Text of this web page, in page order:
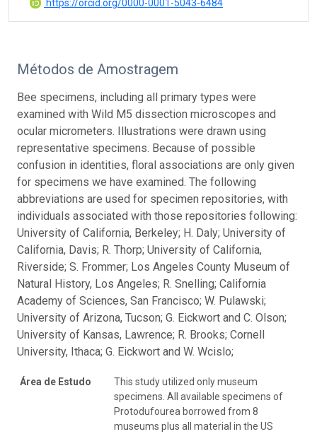
https://orcid.org/0000-0001-5043-6484
Métodos de Amostragem
Bee specimens, including all primary types were
examined with Wild M5 dissection microscopes and
ocular micrometers. Illustrations were drawn using
representative specimens. Because of possible
confusion in identities, floral associations are only given
for specimens we have examined. The following
abbreviations are used for specimen repositories, with
individuals associated with those repositories following:
University of California, Berkeley; H. Daly; University of
California, Davis; R. Thorp; University of California,
Riverside; S. Frommer; Los Angeles County Museum of
Natural History, Los Angeles; R. Snelling; California
Academy of Sciences, San Francisco; W. Pulawski;
University of Arizona, Tucson; G. Eickwort and C. Olson;
University of Kansas, Lawrence; R. Brooks; Cornell
University, Ithaca; G. Eickwort and W. Wcislo;
Área de Estudo
This study utilized only museum
specimens. All available specimens of
Protodufourea borrowed from 8
museums plus all material in the US